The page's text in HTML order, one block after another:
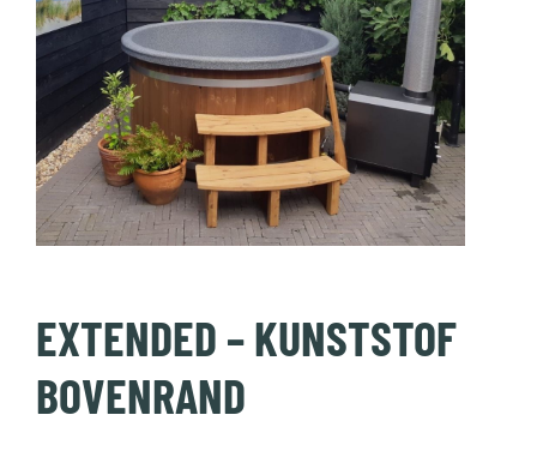
EXTENDED – KUNSTSTOF
BOVENRAND